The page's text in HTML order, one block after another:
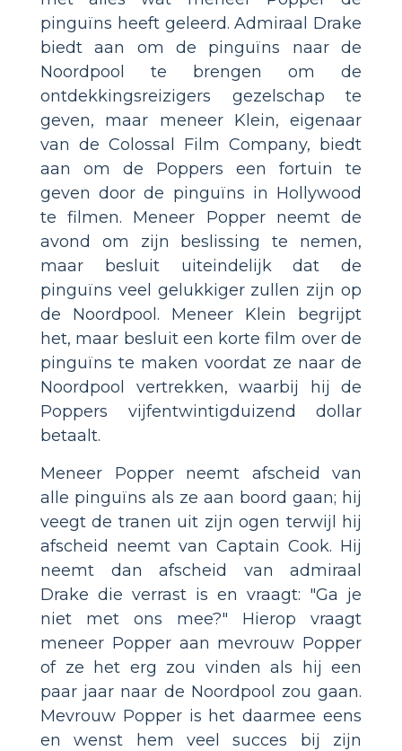
pinguïns heeft geleerd. Admiraal Drake
biedt aan om de pinguïns naar de
Noordpool te brengen om de
ontdekkingsreizigers gezelschap te
geven, maar meneer Klein, eigenaar
van de Colossal Film Company, biedt
aan om de Poppers een fortuin te
geven door de pinguïns in Hollywood
te filmen. Meneer Popper neemt de
avond om zijn beslissing te nemen,
maar besluit uiteindelijk dat de
pinguïns veel gelukkiger zullen zijn op
de Noordpool. Meneer Klein begrijpt
het, maar besluit een korte film over de
pinguïns te maken voordat ze naar de
Noordpool vertrekken, waarbij hij de
Poppers vijfentwintigduizend dollar
betaalt.
Meneer Popper neemt afscheid van
alle pinguïns als ze aan boord gaan; hij
veegt de tranen uit zijn ogen terwijl hij
afscheid neemt van Captain Cook. Hij
neemt dan afscheid van admiraal
Drake die verrast is en vraagt: "Ga je
niet met ons mee?" Hierop vraagt
meneer Popper aan mevrouw Popper
of ze het erg zou vinden als hij een
paar jaar naar de Noordpool zou gaan.
Mevrouw Popper is het daarmee eens
en wenst hem veel succes bij zijn